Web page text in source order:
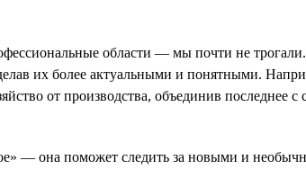
области — мы почти не
их более актуальными и понятными.
от производства, объединив
— она поможет следить за новыми и